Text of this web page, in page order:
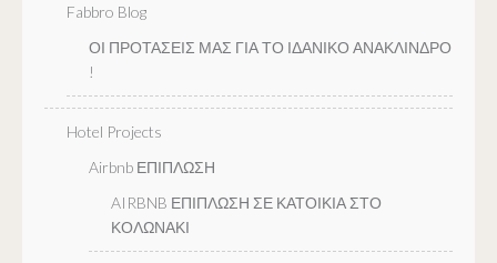
Fabbro Blog
ΟΙ ΠΡΟΤΑΣΕΙΣ ΜΑΣ ΓΙΑ ΤΟ ΙΔΑΝΙΚΟ ΑΝΑΚΛΙΝΔΡΟ
!
Hotel Projects
Airbnb ΕΠΙΠΛΩΣΗ
AIRBNB ΕΠΙΠΛΩΣΗ ΣΕ ΚΑΤΟΙΚΙΑ ΣΤΟ
ΚΟΛΩΝΑΚΙ